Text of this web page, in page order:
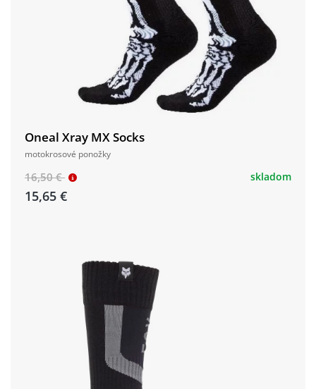
Oneal Xray MX Socks
motokrosové ponožky
16,50 €
15,65 €
skladom